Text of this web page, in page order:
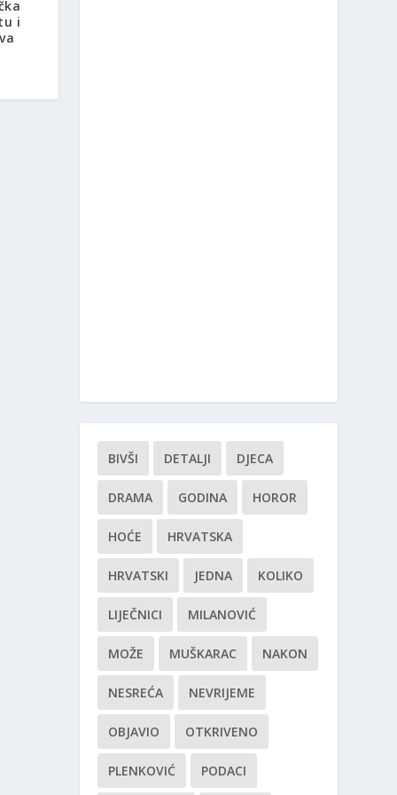
i
BIVŠI DETALJI DJECA
DRAMA GODINA HOROR
HOĆE HRVATSKA
HRVATSKI JEDNA KOLIKO
LIJEČNICI MILANOVIĆ
MOŽE MUŠKARAC NAKON
NESREĆA NEVRIJEME
OBJAVIO OTKRIVENO
PLENKOVIĆ PODACI